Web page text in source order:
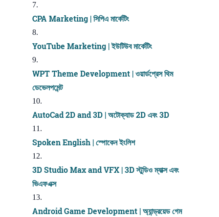
CPA Marketing | সিপিএ মার্কেটিং
YouTube Marketing | ইউটিউব মার্কেটিং
WPT Theme Development | ওয়ার্ডপ্রেস থিম
ডেভেলপমেন্ট
AutoCad 2D and 3D | অটোক্যাড 2D এবং 3D
Spoken English | স্পোকেন ইংলিশ
3D Studio Max and VFX | 3D স্টুডিও ম্যাক্স এবং
ভিএফএক্স
Android Game Development | অ্যান্ড্রয়েড গেম